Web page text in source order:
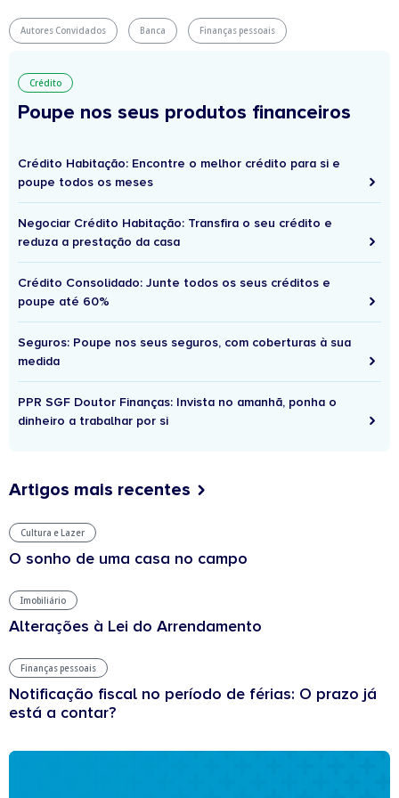
Autores Convidados Banca Finanças pessoais
Crédito
Poupe nos seus produtos financeiros
Crédito Habitação: Encontre o melhor crédito para si e
poupe todos os meses
Negociar Crédito Habitação: Transfira o seu crédito e
reduza a prestação da casa
Crédito Consolidado: Junte todos os seus créditos e
poupe até 60%
Seguros: Poupe nos seus seguros, com coberturas à sua
medida
PPR SGF Doutor Finanças: Invista no amanhã, ponha o
dinheiro a trabalhar por si
Artigos mais recentes
Cultura e Lazer
O sonho de uma casa no campo
Imobiliário
Alterações à Lei do Arrendamento
Finanças pessoais
Notificação fiscal no período de férias: O prazo já
está a contar?